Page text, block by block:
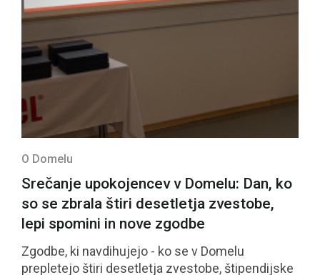
O Domelu
Srečanje upokojencev v Domelu: Dan, ko
so se zbrala štiri desetletja zvestobe,
lepi spomini in nove zgodbe
Zgodbe, ki navdihujejo - ko se v Domelu
prepletejo štiri desetletja zvestobe, štipendijske